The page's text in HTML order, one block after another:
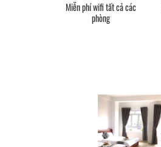
Miễn phí wifi tất cả các
phòng